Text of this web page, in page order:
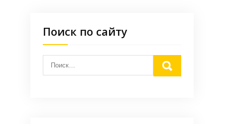
Поиск по сайту